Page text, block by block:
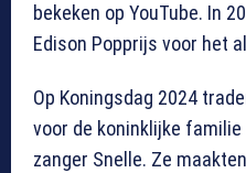
bekeken op YouTube. In
Edison Popprijs voor het
Op Koningsdag 2024
voor de koninklijke
zanger Snelle. Ze